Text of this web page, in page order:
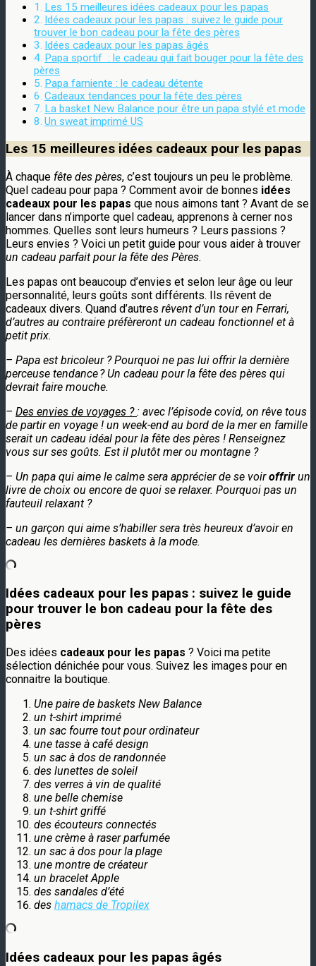
Les 15 meilleures idées cadeaux pour les papas
Idées cadeaux pour les papas : suivez le guide pour
trouver le bon cadeau pour la fête des pères
Idées cadeaux pour les papas âgés
Papa sportif : le cadeau qui fait bouger pour la fête des
pères
Papa farniente : le cadeau détente
Cadeaux tendances pour la fête des pères
La basket New Balance pour être un papa stylé et mode
Un sweat imprimé US
Les 15 meilleures idées cadeaux pour les papas
À chaque fête des pères, c’est toujours un peu le problème.
Quel cadeau pour papa ? Comment avoir de bonnes idées
cadeaux pour les papas que nous aimons tant ? Avant de se
lancer dans n’importe quel cadeau, apprenons à cerner nos
hommes. Quelles sont leurs humeurs ? Leurs passions ?
Leurs envies ? Voici un petit guide pour vous aider à trouver
un cadeau parfait pour la fête des Pères.
Les papas ont beaucoup d’envies et selon leur âge ou leur
personnalité, leurs goûts sont différents. Ils rêvent de
cadeaux divers. Quand d’autres rêvent d’un tour en Ferrari,
d’autres au contraire préfèreront un cadeau fonctionnel et à
petit prix.
– Papa est bricoleur ? Pourquoi ne pas lui offrir la dernière
perceuse tendance ? Un cadeau pour la fête des pères qui
devrait faire mouche.
– Des envies de voyages ? : avec l’épisode covid, on rêve tous
de partir en voyage ! un week-end au bord de la mer en famille
serait un cadeau idéal pour la fête des pères ! Renseignez
vous sur ses goûts. Est il plutôt mer ou montagne ?
– Un papa qui aime le calme sera apprécier de se voiroffrir un
livre de choix ou encore de quoi se relaxer. Pourquoi pas un
fauteuil relaxant ?
– un garçon qui aime s’habiller sera très heureux d’avoir en
cadeau les dernières baskets à la mode.
Idées cadeaux pour les papas : suivez le guide
pour trouver le bon cadeau pour la fête des
pères
Des idées cadeaux pour les papas ? Voici ma petite
sélection dénichée pour vous. Suivez les images pour en
connaitre la boutique.
Une paire de baskets New Balance
un t-shirt imprimé
un sac fourre tout pour ordinateur
une tasse à café design
un sac à dos de randonnée
des lunettes de soleil
des verres à vin de qualité
une belle chemise
un t-shirt griffé
des écouteurs connectés
une crème à raser parfumée
un sac à dos pour la plage
une montre de créateur
un bracelet Apple
des sandales d’été
des hamacs de Tropilex
Idées cadeaux pour les papas âgés